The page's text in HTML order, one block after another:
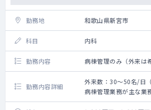
勤務地 和歌山県新宮市
科目 内科
勤務内容 病棟管理のみ（外来は
勤務内容詳細
外来数：30～50名/日（
病棟管理業務が主な業
外来希望の場合は調整